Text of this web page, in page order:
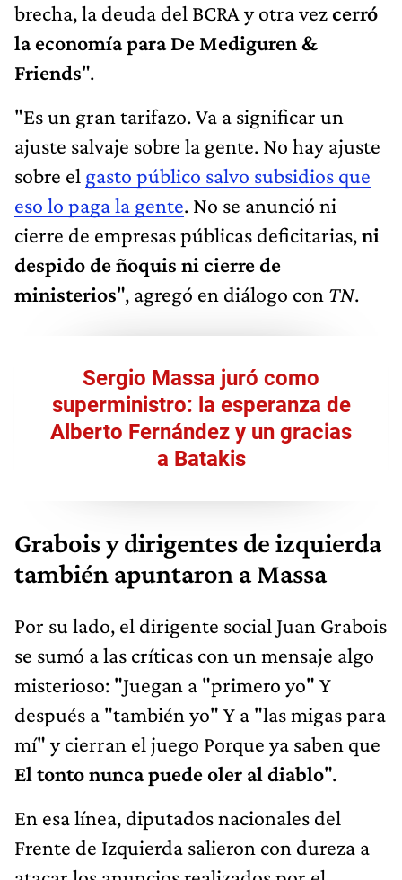
brecha, la deuda del BCRA y otra vezcerró
la economía para De Mediguren &
Friends".
"Es un gran tarifazo. Va a significar un
ajuste salvaje sobre la gente. No hay ajuste
sobre el gasto público salvo subsidios que
eso lo paga la gente. No se anunció ni
cierre de empresas públicas deficitarias,ni
despido de ñoquis ni cierre de
ministerios", agregó en diálogo con TN.
Sergio Massa juró como
superministro: la esperanza de
Alberto Fernández y un gracias
a Batakis
Grabois y dirigentes de izquierda
también apuntaron a Massa
Por su lado, el dirigente social Juan Grabois
se sumó a las críticas con un mensaje algo
misterioso: "Juegan a "primero yo" Y
después a "también yo" Y a "las migas para
mí" y cierran el juego Porque ya saben que
El tonto nunca puede oler al diablo".
En esa línea, diputados nacionales del
Frente de Izquierda salieron con dureza a